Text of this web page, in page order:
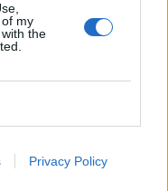
my
the
Privacy Policy